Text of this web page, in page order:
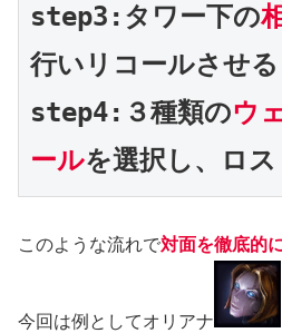
step3:タワー下の
行いリコールさせる
step4:３種類のウ
ールを選択し、ロ
このような流れで対面を徹底的
今回は例としてオリアナ